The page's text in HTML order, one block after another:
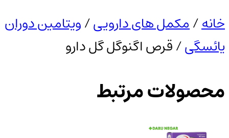
خانه/مکمل های دارویی/ویتامین دوران
یائسگی/ قرص اگنوگل گل دارو
محصولات مرتبط